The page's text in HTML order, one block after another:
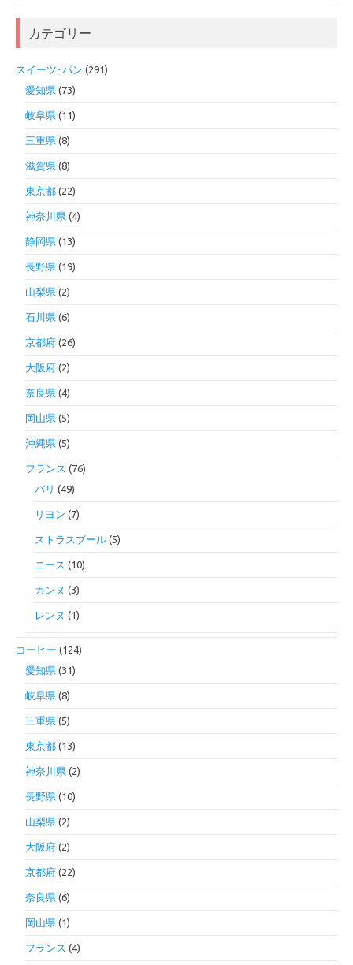
カテゴリー
スイーツ･パン (291)
愛知県 (73)
岐阜県 (11)
三重県 (8)
滋賀県 (8)
東京都 (22)
神奈川県 (4)
静岡県 (13)
長野県 (19)
山梨県 (2)
石川県 (6)
京都府 (26)
大阪府 (2)
奈良県 (4)
岡山県 (5)
沖縄県 (5)
フランス (76)
パリ (49)
リヨン (7)
ストラスブール (5)
ニース (10)
カンヌ (3)
レンヌ (1)
コーヒー (124)
愛知県 (31)
岐阜県 (8)
三重県 (5)
東京都 (13)
神奈川県 (2)
長野県 (10)
山梨県 (2)
大阪府 (2)
京都府 (22)
奈良県 (6)
岡山県 (1)
フランス (4)